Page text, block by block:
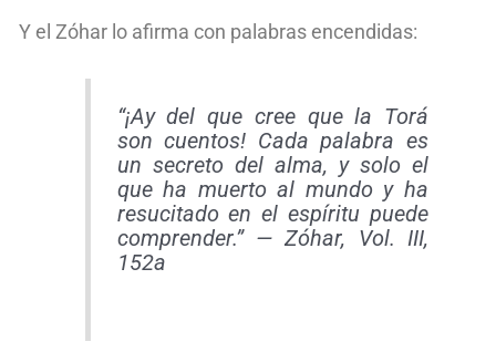
Y el Zóhar lo afirma con palabras encendidas:
“¡Ay del que cree que la Torá
son cuentos! Cada palabra es
un secreto del alma, y solo el
que ha muerto al mundo y ha
resucitado en el espíritu puede
comprender.” —Zóhar, Vol. III,
152a